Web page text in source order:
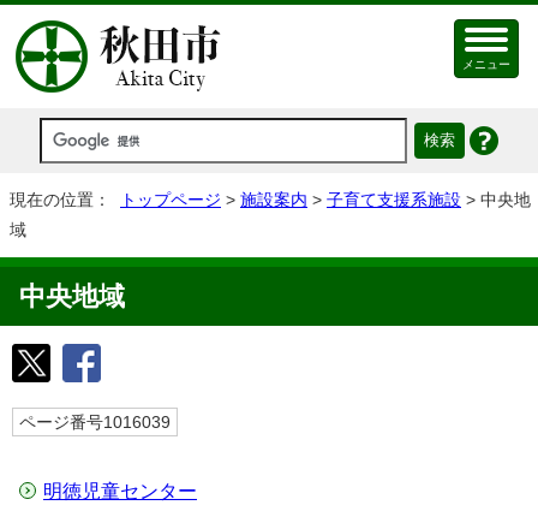
メニュー
現在の位置： トップページ > 施設案内 > 子育て支援系施設 > 中央地
域
中央地域
ページ番号1016039
明徳児童センター